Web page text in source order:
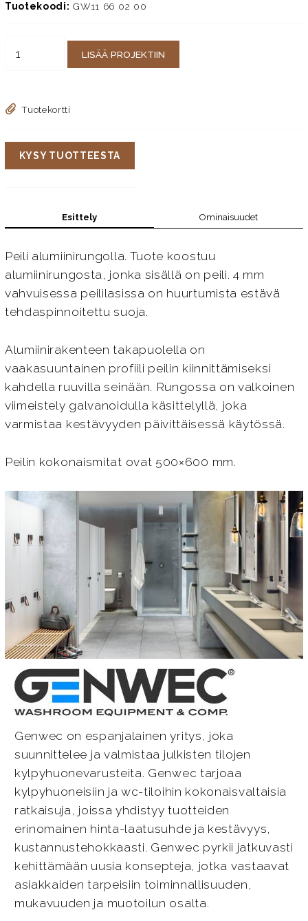
Tuotekoodi: GW11 66 02 00
LISÄÄ PROJEKTIIN
Tuotekortti
KYSY TUOTTEESTA
Esittely Ominaisuudet
Peili alumiinirungolla. Tuote koostuu
alumiinirungosta, jonka sisällä on peili. 4 mm
vahvuisessa peililasissa on huurtumista estävä
tehdaspinnoitettu suoja.
Alumiinirakenteen takapuolella on
vaakasuuntainen profiili peilin kiinnittämiseksi
kahdella ruuvilla seinään. Rungossa on valkoinen
viimeistely galvanoidulla käsittelyllä, joka
varmistaa kestävyyden päivittäisessä käytössä.
Peilin kokonaismitat ovat 500×600 mm.
Genwec on espanjalainen yritys, joka
suunnittelee ja valmistaa julkisten tilojen
kylpyhuonevarusteita. Genwec tarjoaa
kylpyhuoneisiin ja wc-tiloihin kokonaisvaltaisia
ratkaisuja, joissa yhdistyy tuotteiden
erinomainen hinta-laatusuhde ja kestävyys,
kustannustehokkaasti. Genwec pyrkii jatkuvasti
kehittämään uusia konsepteja, jotka vastaavat
asiakkaiden tarpeisiin toiminnallisuuden,
mukavuuden ja muotoilun osalta.